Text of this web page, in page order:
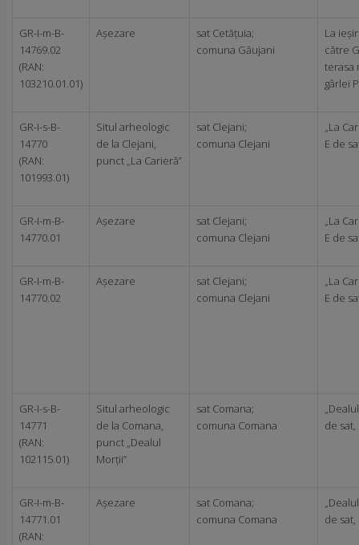
GR-I-m-B-
14769.02
(RAN:
103210.01.01)
Așezare
sat Cetățuia;
comuna Găujani
La
către
terasa
gârlei
GR-I-s-B-
14770
(RAN:
101993.01)
Situl arheologic
de la Clejani,
punct „La Carieră”
sat Clejani;
comuna Clejani
„La
E de
GR-I-m-B-
14770.01
Așezare
sat Clejani;
comuna Clejani
„La
E de
GR-I-m-B-
14770.02
Așezare
sat Clejani;
comuna Clejani
„La
E de
GR-I-s-B-
14771
(RAN:
102115.01)
Situl arheologic
de la Comana,
punct „Dealul
Morții”
sat Comana;
comuna Comana
de
GR-I-m-B-
14771.01
(RAN:
Așezare
sat Comana;
comuna Comana
de